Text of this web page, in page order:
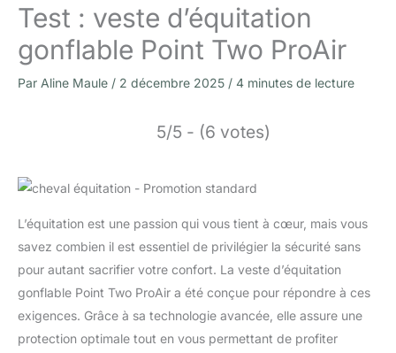
Test : veste d’équitation
gonflable Point Two ProAir
Par Aline Maule / 2 décembre 2025 / 4 minutes de lecture
5/5 - (6 votes)
L’équitation est une passion qui vous tient à cœur, mais vous
savez combien il est essentiel de privilégier la sécurité sans
pour autant sacrifier votre confort. La veste d’équitation
gonflable Point Two ProAir a été conçue pour répondre à ces
exigences. Grâce à sa technologie avancée, elle assure une
protection optimale tout en vous permettant de profiter